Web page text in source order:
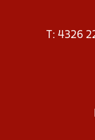
T: 4326